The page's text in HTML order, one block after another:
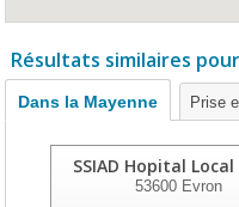
Résultats similaires
Dans la Mayenne Prise
SSIAD Hopital Local
53600 Evron